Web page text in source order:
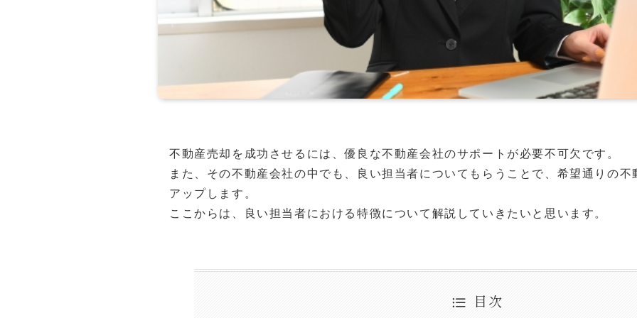
不動産売却を成功させるには、優良な不動産会社のサポートが必要不可欠です。
また、その不動産会社の中でも、良い担当者についてもらうことで、希望通りの
アップします。
ここからは、良い担当者における特徴について解説していきたいと思います。
目次